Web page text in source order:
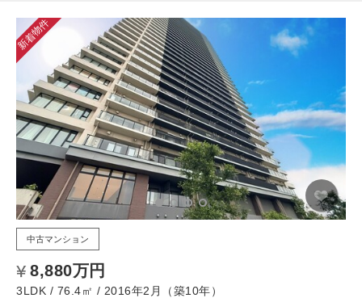
新着物件
中古マンション
8,880万円
3LDK / 76.4㎡ / 2016年2月（築10年）